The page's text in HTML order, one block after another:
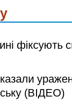
фіксують
(ВІДЕО)